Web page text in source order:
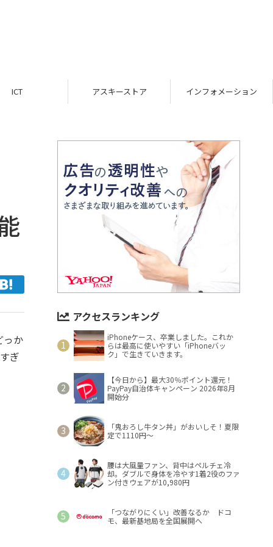
ICT アスキーストア インフォメーション
っか
ぎ
アクセスランキング
iPhoneケース、卒業しました。これか
らは最高に使いやすい「iPhoneバッ
ク」で生きていきます。
【今日から】最大30％ポイント還元！
PayPay自治体キャンペーン 2026年8月
開始分
「鬼おろし牛タン丼」がおいしそ！夏限
定で1110円～
腰は大風量ファン、背中はペルチェ冷
却。ダブルで身体を冷やす1着2役のファ
ン付きウェアが10,980円
「つながりにくい」改善なるか ドコ
モ、最新基地局を全国展開へ